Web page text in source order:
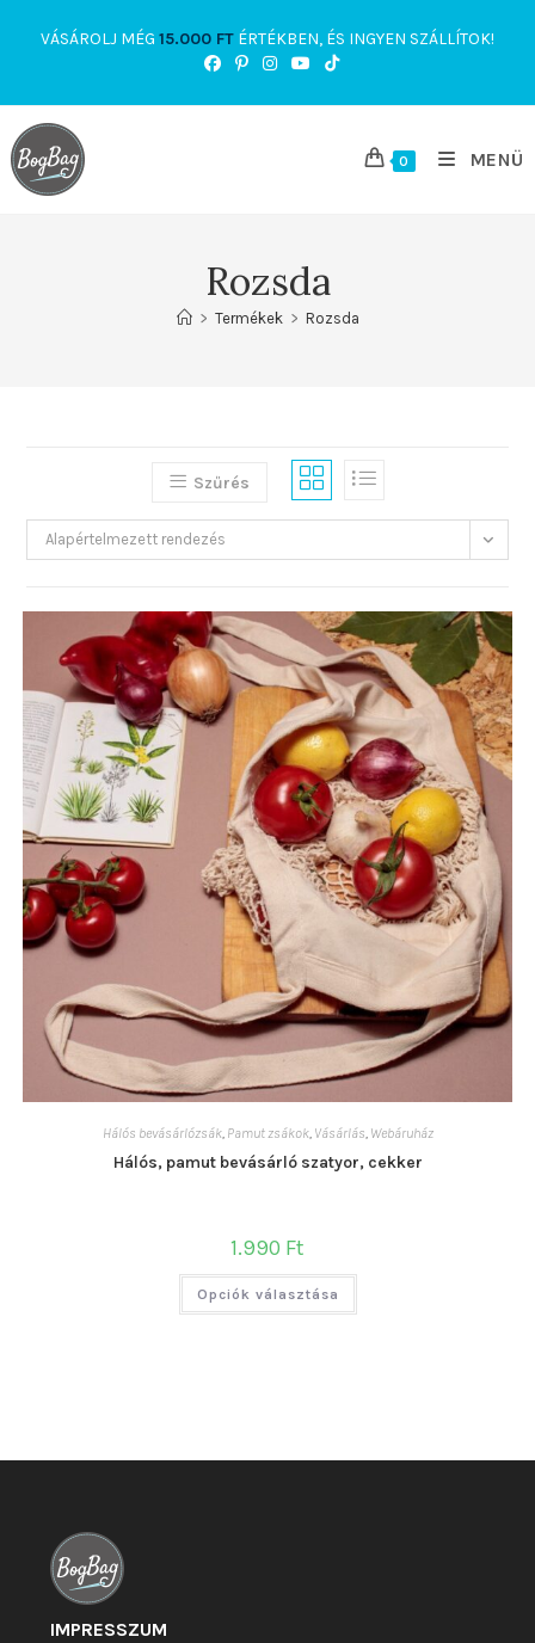
VÁSÁROLJ MÉG 15.000 FT ÉRTÉKBEN, ÉS INGYEN SZÁLLÍTOK!
0 MENÜ
Rozsda
> Termékek > Rozsda
Szűrés
Alapértelmezett rendezés
Hálós bevásárlózsák, Pamut zsákok, Vásárlás Webáruház
Hálós, pamut bevásárló szatyor, cekker
1.990 Ft
Opciók választása
Ennek
terméknek
ki
IMPRESSZUM